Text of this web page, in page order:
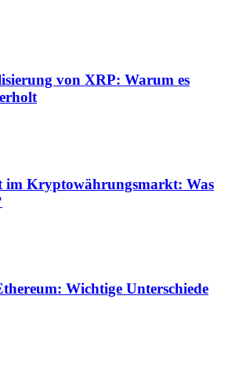
von XRP: Warum es
Kryptowährungsmarkt: Was
Wichtige Unterschiede